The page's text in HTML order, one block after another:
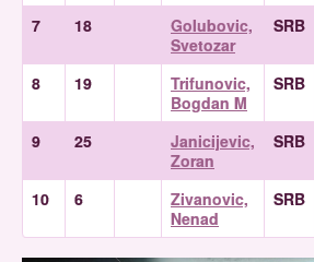
7 18
Golubovic,
Svetozar
SRB
8 19
Trifunovic,
Bogdan M
SRB
9 25
Janicijevic,
Zoran
SRB
10 6
Zivanovic,
Nenad
SRB